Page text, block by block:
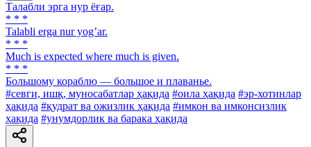
Талабли эрга нур ёғар.
* * *
Talabli erga nur yogʼar.
* * *
Much is expected where much is given.
* * *
Большому кораблю — большое и плаванье.
#севги, ишқ, муносабатлар ҳақида #оила ҳақида #эр-хотинлар
ҳақида #қудрат ва ожизлик ҳақида #имкон ва имконсизлик
ҳақида #унумдорлик ва барака ҳақида